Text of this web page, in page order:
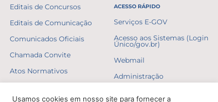
Editais de Concursos
Editais de Comunicação
Comunicados Oficiais
Chamada Convite
Atos Normativos
ACESSO RÁPIDO
Serviços E-GOV
Acesso aos Sistemas (Login
Único/gov.br)
Webmail
Administração
Usamos cookies em nosso site para fornecer a